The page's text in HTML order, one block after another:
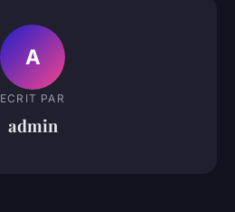
A
ECRIT PAR
admin